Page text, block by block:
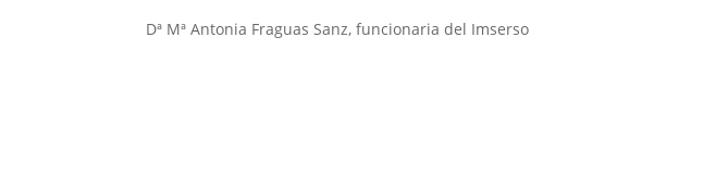
Dª Mª Antonia Fraguas Sanz, funcionaria del Imserso